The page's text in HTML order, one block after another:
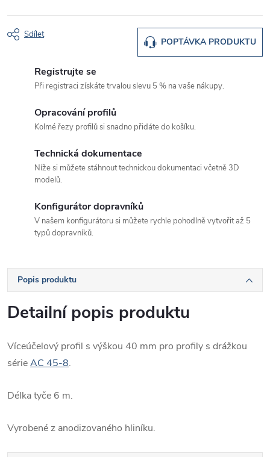
POPTÁVKA PRODUKTU
Sdílet
Registrujte se
Při registraci získáte trvalou slevu 5 % na vaše nákupy.
Opracování profilů
Kolmé řezy profilů si snadno přidáte do košíku.
Technická dokumentace
Níže si můžete stáhnout technickou dokumentaci včetně 3D
modelů.
Konfigurátor dopravníků
V našem konfigurátoru si můžete rychle pohodlně vytvořit až 5
typů dopravníků.
Popis produktu
Detailní popis produktu
Víceúčelový profil s výškou 40 mm pro profily s drážkou
sérieAC 45-8.
Délka tyče 6 m.
Vyrobené z anodizovaného hliníku.